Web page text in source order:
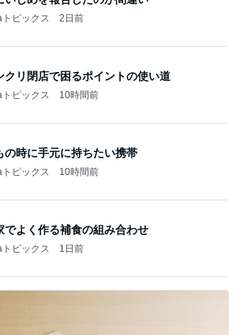
ピックス 2日前
クリ閉店で困るポイントの使い道
ピックス 10時間前
の時に手元に持ちたい携帯
ピックス 10時間前
でよく作る補食の組み合わせ
ピックス 1日前